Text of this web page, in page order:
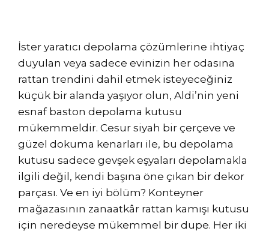
İster yaratıcı depolama çözümlerine ihtiyaç
duyulan veya sadece evinizin her odasına
rattan trendini dahil etmek isteyeceğiniz
küçük bir alanda yaşıyor olun, Aldi’nin yeni
esnaf baston depolama kutusu
mükemmeldir. Cesur siyah bir çerçeve ve
güzel dokuma kenarları ile, bu depolama
kutusu sadece gevşek eşyaları depolamakla
ilgili değil, kendi başına öne çıkan bir dekor
parçası. Ve en iyi bölüm? Konteyner
mağazasının zanaatkâr rattan kamışı kutusu
için neredeyse mükemmel bir dupe. Her iki